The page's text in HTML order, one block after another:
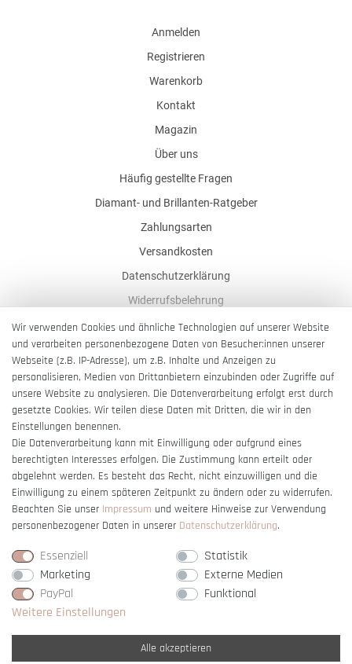
Anmelden
Registrieren
Warenkorb
Kontakt
Magazin
Über uns
Häufig gestellte Fragen
Diamant- und Brillanten-Ratgeber
Zahlungsarten
Versandkosten
Datenschutzerklärung
Widerrufsbelehrung
AGB
Impressum
Barrierefreiheitserklärung
Vertrag widerrufen
Wir verwenden Cookies und ähnliche Technologien auf unserer Website
und verarbeiten personenbezogene Daten von Besucher:innen unserer
Webseite (z.B. IP-Adresse), um z.B. Inhalte und Anzeigen zu
personalisieren, Medien von Drittanbietern einzubinden oder Zugriffe auf
unsere Website zu analysieren. Die Datenverarbeitung erfolgt erst durch
gesetzte Cookies. Wir teilen diese Daten mit Dritten, die wir in den
Einstellungen benennen.
Die Datenverarbeitung kann mit Einwilligung oder aufgrund eines
berechtigten Interesses erfolgen. Die Zustimmung kann erteilt oder
abgelehnt werden. Es besteht das Recht, nicht einzuwilligen und die
Einwilligung zu einem späteren Zeitpunkt zu ändern oder zu widerrufen.
Beachten Sie unser Impressum und weitere Hinweise zur Verwendung
personenbezogener Daten in unserer Daten­schutz­erklärung.
Essenziell
Statistik
Marketing
Externe Medien
PayPal
Funktional
Weitere Einstellungen
Alle akzeptieren